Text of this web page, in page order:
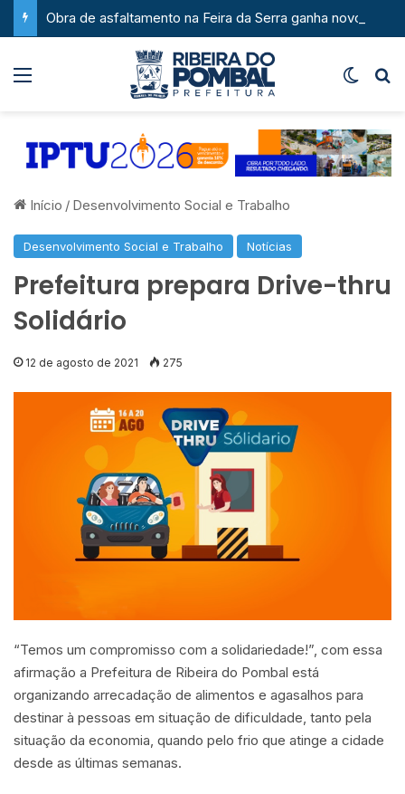
Início / Desenvolvimento Social e Trabalho
Desenvolvimento Social e Trabalho Notícias
Prefeitura prepara Drive-thru
Solidário
12 de agosto de 2021 275
“Temos um compromisso com a solidariedade!”, com essa
afirmação a Prefeitura de Ribeira do Pombal está
organizando arrecadação de alimentos e agasalhos para
destinar à pessoas em situação de dificuldade, tanto pela
situação da economia, quando pelo frio que atinge a cidade
desde as últimas semanas.